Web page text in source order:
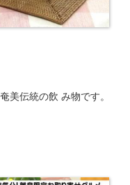
美伝統の飲 み物です。